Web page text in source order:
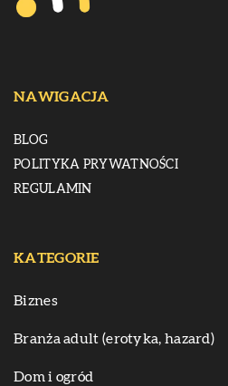
NAWIGACJA
BLOG
POLITYKA PRYWATNOŚCI
REGULAMIN
KATEGORIE
Biznes
Branża adult (erotyka, hazard)
Dom i ogród